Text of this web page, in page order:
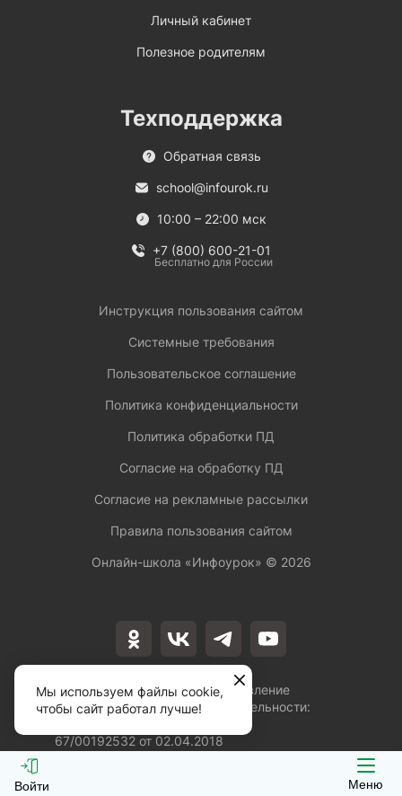
Войти Меню
Лицензия на осуществление
образовательной деятельности:
67/00192532 от 02.04.2018
Личный кабинет
Полезное родителям
Техподдержка
Обратная связь
school@infourok.ru
10:00 – 22:00 мск
+7 (800) 600-21-01
Бесплатно для России
Инструкция пользования сайтом
Системные требования
Пользовательское соглашение
Политика конфиденциальности
Политика обработки ПД
Согласие на обработку ПД
Согласие на рекламные рассылки
Правила пользования сайтом
Онлайн-школа «Инфоурок» © 2026
Мы используем файлы cookie,
чтобы сайт работал лучше!